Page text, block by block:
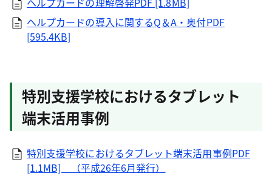
ヘルプカードの導入に関するQ＆A・奥付PDF
[595.4KB]
特別支援学校におけるタブレット
端末活用事例
特別支援学校におけるタブレット端末活用事例PDF
[1.1MB] （平成26年6月発行）